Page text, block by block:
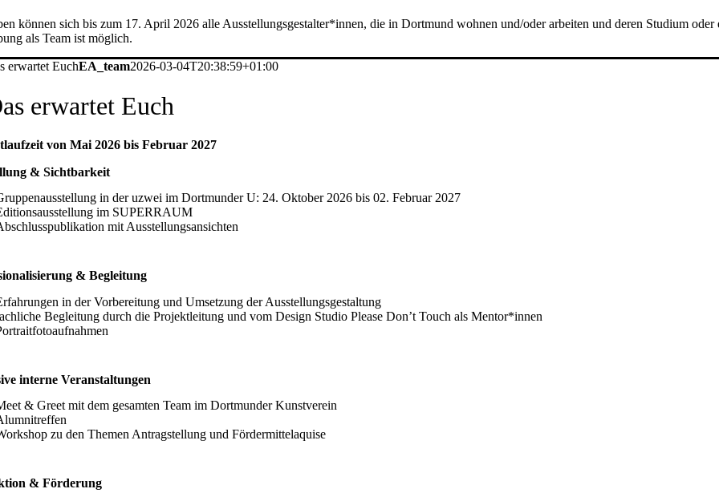
können sich bis zum 17. April 2026 alle Ausstellungsgestalter*innen, die in Dortmund wohnen und/oder arbeiten und deren Studium
als Team ist möglich.
erwartet EuchEA_team2026-03-04T20:38:59+01:00
erwartet Euch
von Mai 2026 bis Februar 2027
& Sichtbarkeit
in der uzwei im Dortmunder U: 24. Oktober 2026 bis 02. Februar 2027
im SUPERRAUM
mit Ausstellungsansichten
& Begleitung
in der Vorbereitung und Umsetzung der Ausstellungsgestaltung
Begleitung durch die Projektleitung und vom Design Studio Please Don’t Touch als Mentor*innen
interne Veranstaltungen
& Greet mit dem gesamten Team im Dortmunder Kunstverein
zu den Themen Antragstellung und Fördermittelaquise
& Förderung